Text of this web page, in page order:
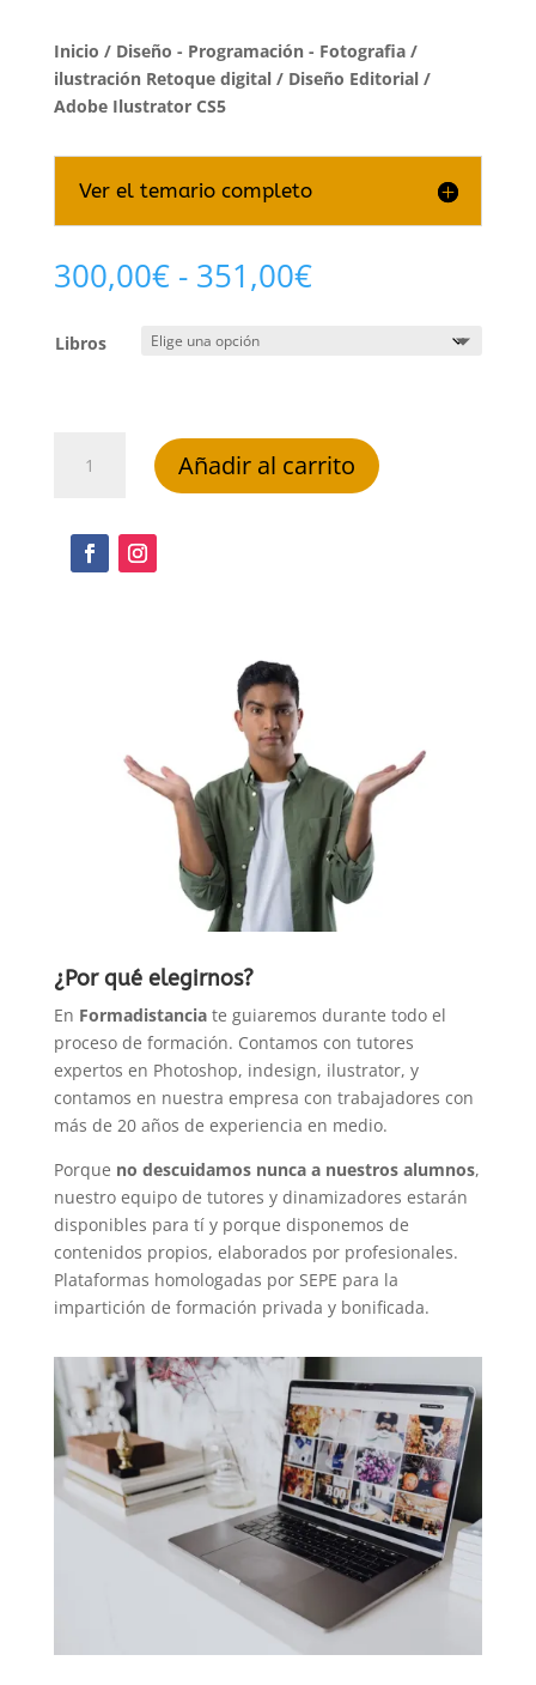
Inicio / Diseño - Programación - Fotografia/
ilustración Retoque digital / Diseño Editorial/
Adobe Ilustrator CS5
Ver el temario completo
300,00€ - 351,00€Rango
de
351,00€
Libros
Ilustrator
Añadir al carrito
¿Por qué elegirnos?
En Formadistanciate guiaremos durante todo el
proceso de formación. Contamos con tutores
expertos en Photoshop, indesign, ilustrator, y
contamos en nuestra empresa con trabajadores con
más de 20 años de experiencia en medio.
Porque no descuidamos nunca a nuestros alumnos,
nuestro equipo de tutores y dinamizadores estarán
disponibles para tí y porque disponemos de
contenidos propios, elaborados por profesionales.
Plataformas homologadas por SEPE para la
impartición de formación privada y bonificada.